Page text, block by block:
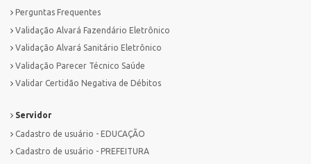
Perguntas Frequentes
Validação Alvará Fazendário Eletrônico
Validação Alvará Sanitário Eletrônico
Validação Parecer Técnico Saúde
Validar Certidão Negativa de Débitos
Servidor
Cadastro de usuário - EDUCAÇÃO
Cadastro de usuário - PREFEITURA